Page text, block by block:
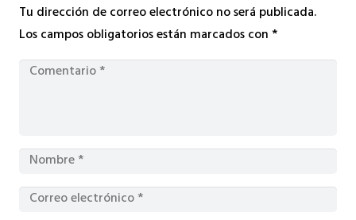
Tu dirección de correo electrónico no será publicada.
Los campos obligatorios están marcados con*